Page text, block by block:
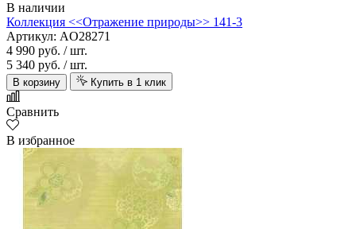
В наличии
Коллекция <<Отражение природы>> 141-3
Артикул: AO28271
4 990 руб. / шт.
5 340 руб. / шт.
В корзину Купить в 1 клик
Сравнить
В избранное